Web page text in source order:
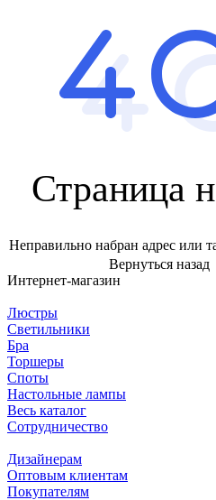
Страница
Неправильно набран адрес или
Вернуться назад
Интернет-магазин
Люстры
Светильники
Бра
Торшеры
Споты
Настольные лампы
Весь каталог
Сотрудничество
Дизайнерам
Оптовым клиентам
Покупателям